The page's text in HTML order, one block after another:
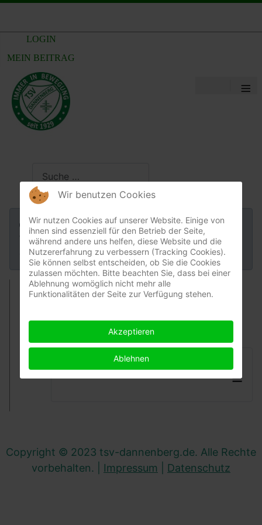
LOGIN
MEIN BEITRAG
≡
Information
Es gibt keine Beiträge in dieser Kategorie.
Wenn Unterkategorien angezeigt werden, können
diese aber Beiträge enthalten.
≡
Copyright © 2023 tsv-dannenberg.de. Alle Rechte
vorbehalten. | Impressum Datenschutz
Wir benutzen Cookies
Wir nutzen Cookies auf unserer Website. Einige von
ihnen sind essenziell für den Betrieb der Seite,
während andere uns helfen, diese Website und die
Nutzererfahrung zu verbessern (Tracking Cookies).
Sie können selbst entscheiden, ob Sie die Cookies
zulassen möchten. Bitte beachten Sie, dass bei einer
Ablehnung womöglich nicht mehr alle
Funktionalitäten der Seite zur Verfügung stehen.
Akzeptieren
Ablehnen